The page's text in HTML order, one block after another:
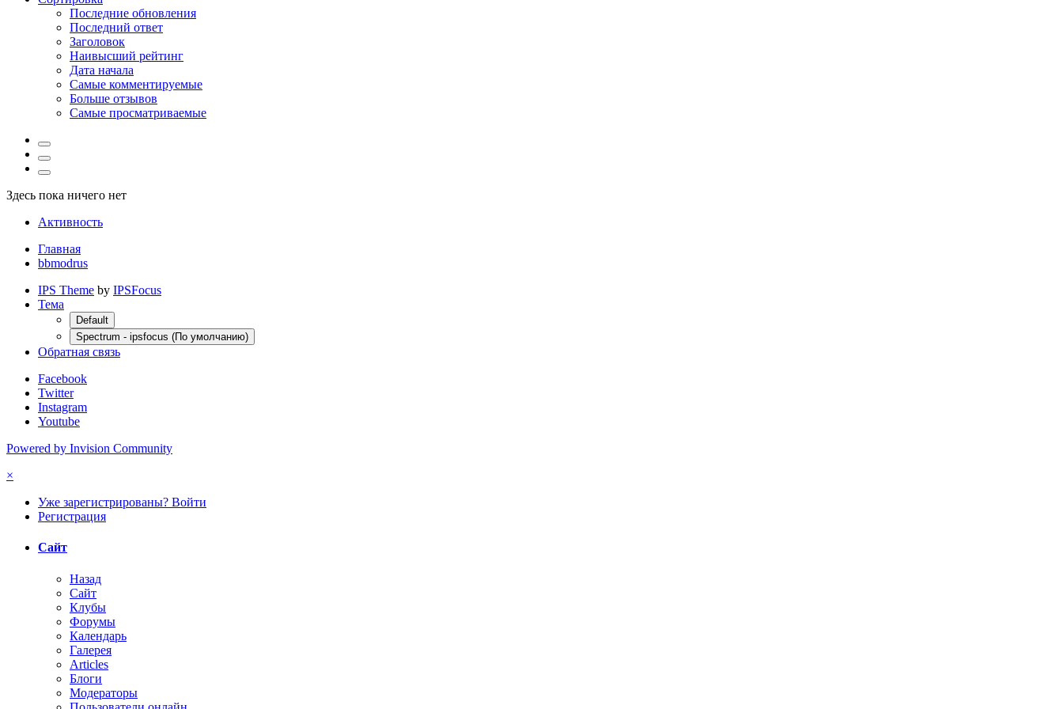
Последние обновления
Последний ответ
Заголовок
Наивысший рейтинг
Дата начала
Самые комментируемые
Больше отзывов
Самые просматриваемые
Здесь пока ничего нет
Активность
Главная
bbmodrus
IPS Theme by IPSFocus
Тема
Default
Spectrum - ipsfocus (По умолчанию)
Обратная связь
Facebook
Twitter
Instagram
Youtube
Powered by Invision Community
×
Уже зарегистрированы? Войти
Регистрация
Сайт
Назад
Сайт
Клубы
Форумы
Календарь
Галерея
Articles
Блоги
Модераторы